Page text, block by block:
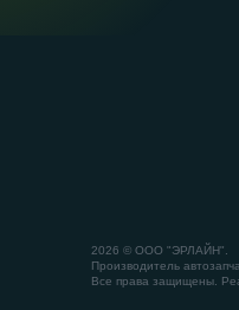
2026 © ООО "ЭРЛАЙН".
Производитель
Все права защищены.